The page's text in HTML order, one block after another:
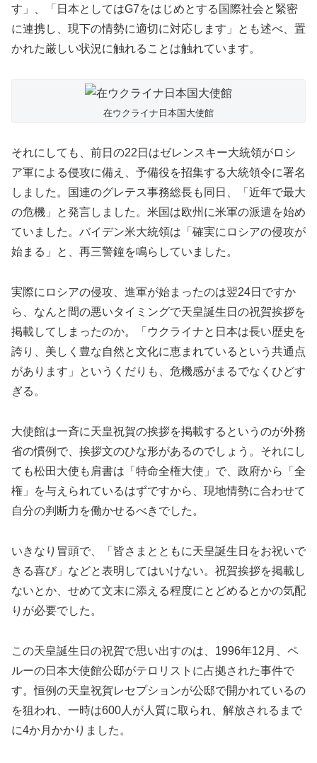
す」、「日本としてはG7をはじめとする国際社会と緊密
に連携し、現下の情勢に適切に対応します」とも述べ、置
かれた厳しい状況に触れることは触れています。
在ウクライナ日本国大使館
それにしても、前日の22日はゼレンスキー大統領がロシ
ア軍による侵攻に備え、予備役を招集する大統領令に署名
しました。国連のグレテス事務総長も同日、「近年で最大
の危機」と発言しました。米国は欧州に米軍の派遣を始め
ていました。バイデン米大統領は「確実にロシアの侵攻が
始まる」と、再三警鐘を鳴らしていました。
実際にロシアの侵攻、進軍が始まったのは翌24日ですか
ら、なんと間の悪いタイミングで天皇誕生日の祝賀挨拶を
掲載してしまったのか。「ウクライナと日本は長い歴史を
誇り、美しく豊な自然と文化に恵まれているという共通点
があります」というくだりも、危機感がまるでなくひどす
ぎる。
大使館は一斉に天皇祝賀の挨拶を掲載するというのが外務
省の慣例で、挨拶文のひな形があるのでしょう。それにし
ても松田大使も肩書は「特命全権大使」で、政府から「全
権」を与えられているはずですから、現地情勢に合わせて
自分の判断力を働かせるべきでした。
いきなり冒頭で、「皆さまとともに天皇誕生日をお祝いで
きる喜び」などと表明してはいけない。祝賀挨拶を掲載し
ないとか、せめて文末に添える程度にとどめるとかの気配
りが必要でした。
この天皇誕生日の祝賀で思い出すのは、1996年12月、ペ
ルーの日本大使館公邸がテロリストに占拠された事件で
す。恒例の天皇祝賀レセプションが公邸で開かれているの
を狙われ、一時は600人が人質に取られ、解放されるまで
に4か月かかりました。